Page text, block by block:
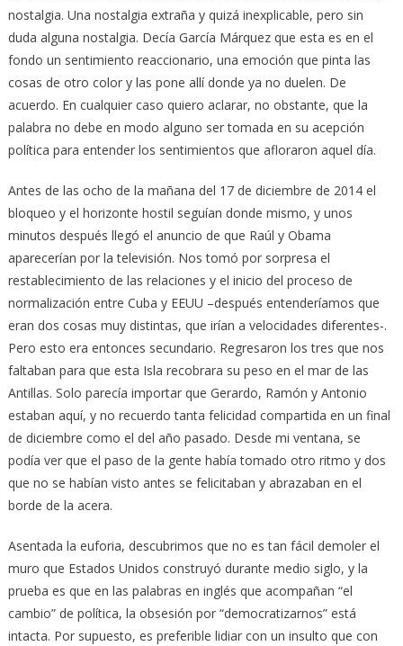
nostalgia. Una nostalgia extraña y quizá inexplicable, pero sin
duda alguna nostalgia. Decía García Márquez que esta es en el
fondo un sentimiento reaccionario, una emoción que pinta las
cosas de otro color y las pone allí donde ya no duelen. De
acuerdo. En cualquier caso quiero aclarar, no obstante, que la
palabra no debe en modo alguno ser tomada en su acepción
política para entender los sentimientos que afloraron aquel día.
Antes de las ocho de la mañana del 17 de diciembre de 2014 el
bloqueo y el horizonte hostil seguían donde mismo, y unos
minutos después llegó el anuncio de que Raúl y Obama
aparecerían por la televisión. Nos tomó por sorpresa el
restablecimiento de las relaciones y el inicio del proceso de
normalización entre Cuba y EEUU –después entenderíamos que
eran dos cosas muy distintas, que irían a velocidades diferentes-.
Pero esto era entonces secundario. Regresaron los tres que nos
faltaban para que esta Isla recobrara su peso en el mar de las
Antillas. Solo parecía importar que Gerardo, Ramón y Antonio
estaban aquí, y no recuerdo tanta felicidad compartida en un final
de diciembre como el del año pasado. Desde mi ventana, se
podía ver que el paso de la gente había tomado otro ritmo y dos
que no se habían visto antes se felicitaban y abrazaban en el
borde de la acera.
Asentada la euforia, descubrimos que no es tan fácil demoler el
muro que Estados Unidos construyó durante medio siglo, y la
prueba es que en las palabras en inglés que acompañan “el
cambio” de política, la obsesión por “democratizarnos” está
intacta. Por supuesto, es preferible lidiar con un insulto que con